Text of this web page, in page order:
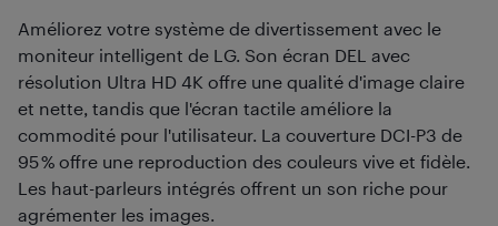
Améliorez votre système de divertissement avec le
moniteur intelligent de LG. Son écran DEL avec
résolution Ultra HD 4K offre une qualité d'image claire
et nette, tandis que l'écran tactile améliore la
commodité pour l'utilisateur. La couverture DCI-P3 de
95 % offre une reproduction des couleurs vive et fidèle.
Les haut-parleurs intégrés offrent un son riche pour
agrémenter les images.